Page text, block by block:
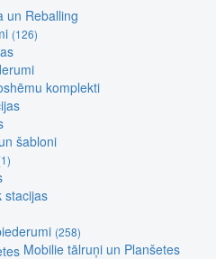
un Reballing
(126)
komplekti
šabloni
stacijas
(258)
Mobilie tālruņi un Planšetes